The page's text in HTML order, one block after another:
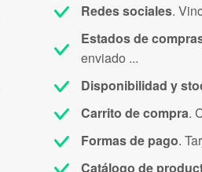
Redes sociales.
Estados de
enviado ...
Disponibilidad y
Carrito de compra.
Formas de pago.
Catálogo de